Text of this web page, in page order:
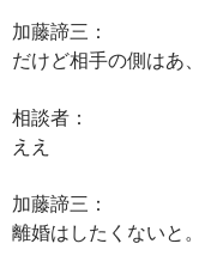
加藤諦三：
だけど相手の側はあ、
相談者：
ええ
加藤諦三：
離婚はしたくないと。